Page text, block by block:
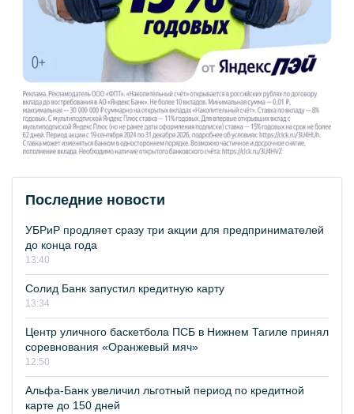
Последние новости
УБРиР продляет сразу три акции для предпринимателей
до конца года
13:40
Солид Банк запустил кредитную карту
13:34
Центр уличного баскетбола ПСБ в Нижнем Тагиле принял
соревнования «Оранжевый мяч»
12:50
Альфа-Банк увеличил льготный период по кредитной
карте до 150 дней